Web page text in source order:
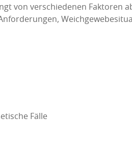
von verschiedenen Faktoren
Fälle